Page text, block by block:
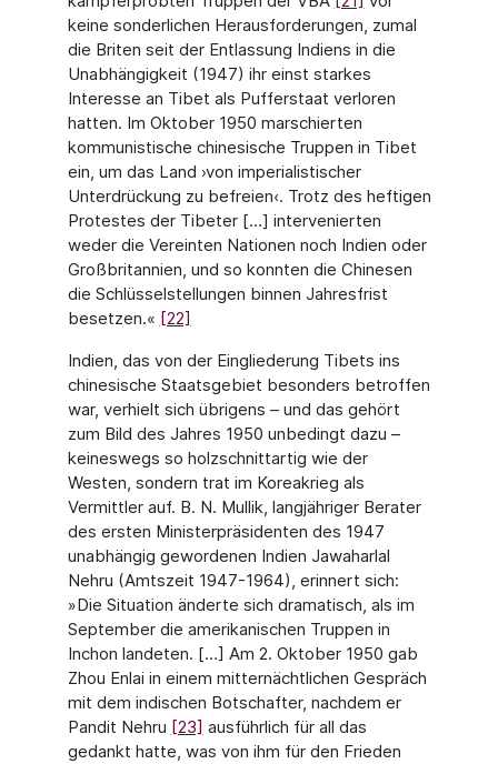
keine sonderlichen Herausforderungen, zumal
die Briten seit der Entlassung Indiens in die
Unabhängigkeit (1947) ihr einst starkes
Interesse an Tibet als Pufferstaat verloren
hatten. Im Oktober 1950 marschierten
kommunistische chinesische Truppen in Tibet
ein, um das Land ›von imperialistischer
Unterdrückung zu befreien‹. Trotz des heftigen
Protestes der Tibeter […] intervenierten
weder die Vereinten Nationen noch Indien oder
Großbritannien, und so konnten die Chinesen
die Schlüsselstellungen binnen Jahresfrist
besetzen.« [22]
Indien, das von der Eingliederung Tibets ins
chinesische Staatsgebiet besonders betroffen
war, verhielt sich übrigens – und das gehört
zum Bild des Jahres 1950 unbedingt dazu –
keineswegs so holzschnittartig wie der
Westen, sondern trat im Koreakrieg als
Vermittler auf. B. N. Mullik, langjähriger Berater
des ersten Ministerpräsidenten des 1947
unabhängig gewordenen Indien Jawaharlal
Nehru (Amtszeit 1947-1964), erinnert sich:
»Die Situation änderte sich dramatisch, als im
September die amerikanischen Truppen in
Inchon landeten. […] Am 2. Oktober 1950 gab
Zhou Enlai in einem mitternächtlichen Gespräch
mit dem indischen Botschafter, nachdem er
Pandit Nehru [23] ausführlich für all das
gedankt hatte, was von ihm für den Frieden